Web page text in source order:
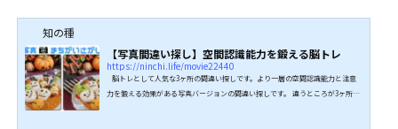
知の種
【写真間違い探し】空間認識能力を鍛える脳トレ
https://ninchi.life/movie22440
脳トレとして人気な3ヶ所の間違い探しです。より一層の空間認識能力と注意
力を鍛える効果がある写真バージョンの間違い探しです。 違うところが3ヶ所あ